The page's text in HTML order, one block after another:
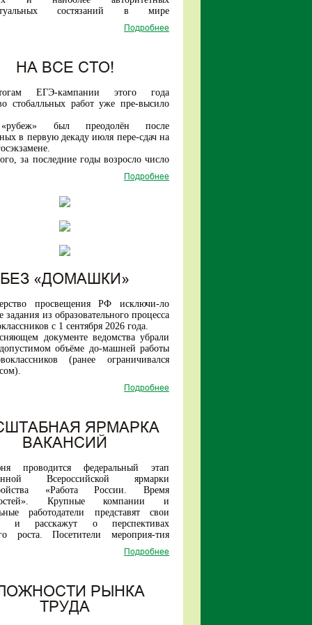
на рынке труда без доучивания
отделения университе-тов-
более 40 тысяч абитуриентов.
состязаний в мире
среди участников из более чем 100
Подробнее
НА ВСЕ СТО!
ЕГЭ-кампании этого года
стобалльных работ уже пре-высило
был преодолён после
в первую декаду июля пере-сдач на
за последние годы возросло число
набирающих по трем предметам
Подробнее
БЕЗ «ДОМАШКИ»
просвещения РФ исключи-ло
из образовательного процесса
с 1 сентября 2026 года.
документе ведомства убрали
объёме до-машней работы
(ранее ограничивался
образом, прежняя инициатива Ин-
стратегии развития образова-ния по
в первых классах российских школ
проходить без домашней нагрузки.
Подробнее
ЯРМАРКА
ВАКАНСИЙ
проводится федеральный этап
Всероссийской ярмарки
«Работа России. Время
». Крупные компании и
работодатели представят свои
и расскажут о перспективах
роста. Посетители мероприя-тия
работу как в рамках своего
соиска-телей.
многие предприятия принимают на
обучение в собственных учебных
Подробнее
РЫНКА
ТРУДА